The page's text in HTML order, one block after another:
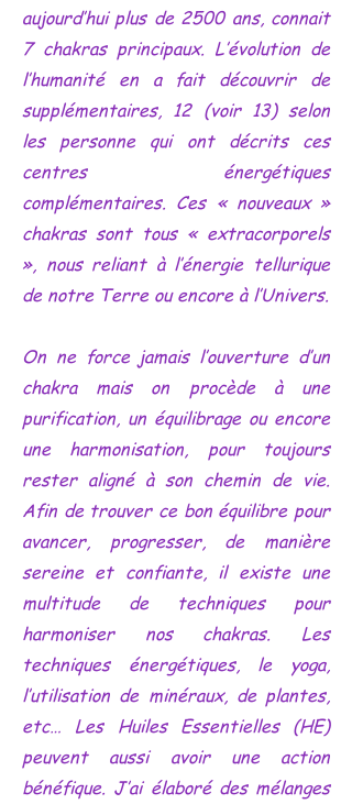
aujourd’hui plus de 2500 ans, connait
7 chakras principaux. L’évolution de
l’humanité en a fait découvrir de
supplémentaires, 12 (voir 13) selon
les personne qui ont décrits ces
centres énergétiques
complémentaires. Ces « nouveaux »
chakras sont tous « extracorporels
», nous reliant à l’énergie tellurique
de notre Terre ou encore à l’Univers.
On ne force jamais l’ouverture d’un
chakra mais on procède à une
purification, un équilibrage ou encore
une harmonisation, pour toujours
rester aligné à son chemin de vie.
Afin de trouver ce bon équilibre pour
avancer, progresser, de manière
sereine et confiante, il existe une
multitude de techniques pour
harmoniser nos chakras. Les
techniques énergétiques, le yoga,
l’utilisation de minéraux, de plantes,
etc… Les Huiles Essentielles (HE)
peuvent aussi avoir une action
bénéfique. J’ai élaboré des mélanges